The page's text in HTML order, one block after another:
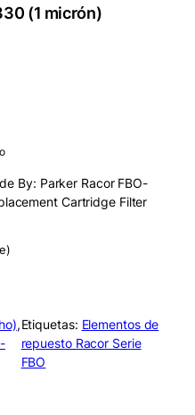
(1 micrón)
By: Parker Racor FBO-
Cartridge Filter
, Etiquetas: Elementos de
repuesto Racor Serie
FBO